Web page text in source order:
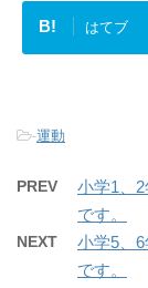
B! はてブ
-運動
PREV
小学1、
です。
NEXT
小学5、
です。